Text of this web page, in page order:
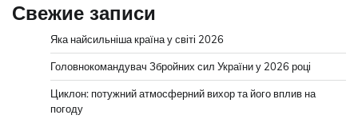
Свежие записи
Яка найсильніша країна у світі 2026
Головнокомандувач Збройних сил України у 2026 році
Циклон: потужний атмосферний вихор та його вплив на
погоду